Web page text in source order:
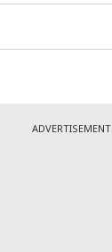
ADVERTISEMENT